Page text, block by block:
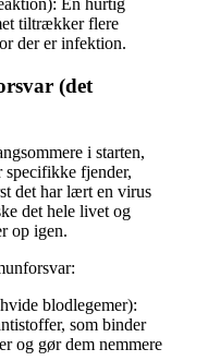
En hurtig
tiltrækker flere
der er infektion.
(det
i starten,
specifikke fjender,
det har lært en virus
det hele livet og
op igen.
blodlegemer):
som binder
og gør dem nemmere